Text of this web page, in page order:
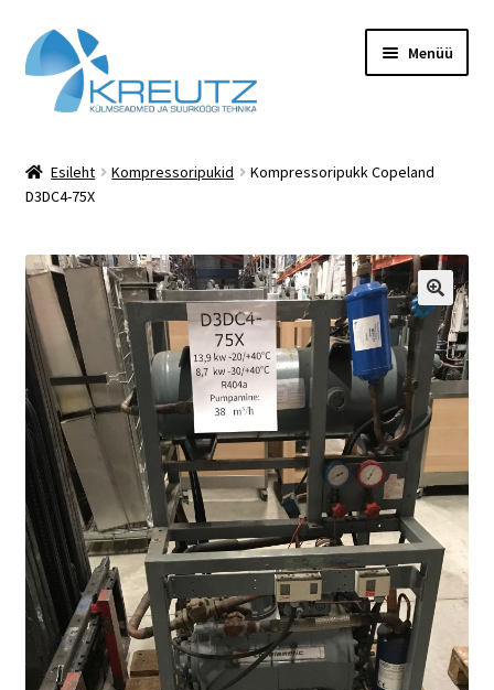
Liigu
navigeerimisele
Liigu
sisu
juurde
Menüü
Hooldus
KONTAKT
Minu konto
Pood
Rent
Teenused
Transport
siseveeb
Ostukorv
Esileht Kompressoripukid
Kompressoripukk Copeland
D3DC4-75X